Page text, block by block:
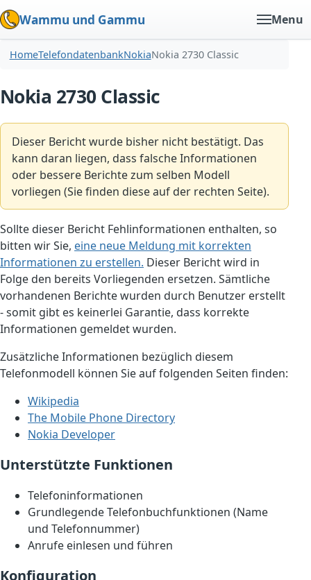
Wammu und Gammu Menu
HomeTelefondatenbankNokiaNokia 2730 Classic
Nokia 2730 Classic
Dieser Bericht wurde bisher nicht bestätigt. Das
kann daran liegen, dass falsche Informationen
oder bessere Berichte zum selben Modell
vorliegen (Sie finden diese auf der rechten Seite).
Sollte dieser Bericht Fehlinformationen enthalten, so
bitten wir Sie, eine neue Meldung mit korrekten
Informationen zu erstellen. Dieser Bericht wird in
Folge den bereits Vorliegenden ersetzen. Sämtliche
vorhandenen Berichte wurden durch Benutzer erstellt
- somit gibt es keinerlei Garantie, dass korrekte
Informationen gemeldet wurden.
Zusätzliche Informationen bezüglich diesem
Telefonmodell können Sie auf folgenden Seiten finden:
Wikipedia
The Mobile Phone Directory
Nokia Developer
Unterstützte Funktionen
Telefoninformationen
Grundlegende Telefonbuchfunktionen (Name
und Telefonnummer)
Anrufe einlesen und führen
Konfiguration